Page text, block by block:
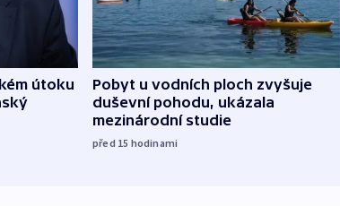
útoku
Pobyt u vodních ploch zvyšuje
duševní pohodu, ukázala
mezinárodní studie
před 15 hodinami